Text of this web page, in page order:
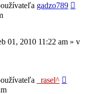
gadzo789
01, 2010 11:22 am » v
_rasel^